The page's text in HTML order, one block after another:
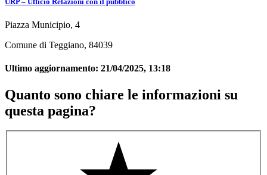
Piazza Municipio, 4
Comune di Teggiano, 84039
Ultimo aggiornamento: 21/04/2025, 13:18
Quanto sono chiare le informazioni su
questa pagina?